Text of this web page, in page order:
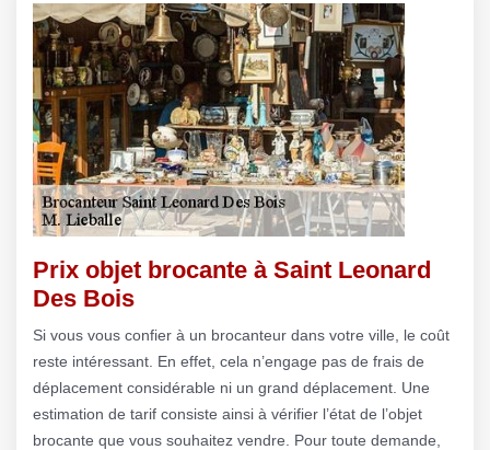
Prix objet brocante à Saint Leonard
Des Bois
Si vous vous confier à un brocanteur dans votre ville, le coût
reste intéressant. En effet, cela n’engage pas de frais de
déplacement considérable ni un grand déplacement. Une
estimation de tarif consiste ainsi à vérifier l’état de l’objet
brocante que vous souhaitez vendre. Pour toute demande,